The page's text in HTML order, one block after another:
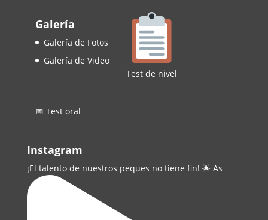
Galería
Galería de Fotos
Galería de Video
Test de nivel
📅 Test oral
Instagram
¡El talento de nuestros peques no tiene fin! 🌟 As